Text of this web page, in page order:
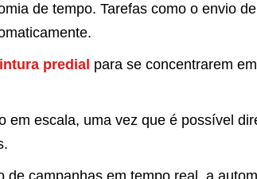
de tempo. Tarefas como o envio
predial para se concentrarem
escala, uma vez que é possível